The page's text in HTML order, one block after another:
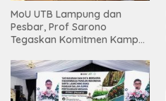
MoU UTB Lampung dan
Pesbar, Prof Sarono
Tegaskan Komitmen Kampus
Masyarakat